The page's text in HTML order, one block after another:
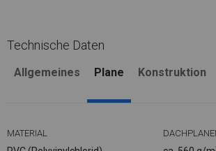
Technische Daten
Allgemeines Plane Konstruktion
MATERIAL